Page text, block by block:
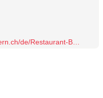
Bar/Restaurant-Hermitage